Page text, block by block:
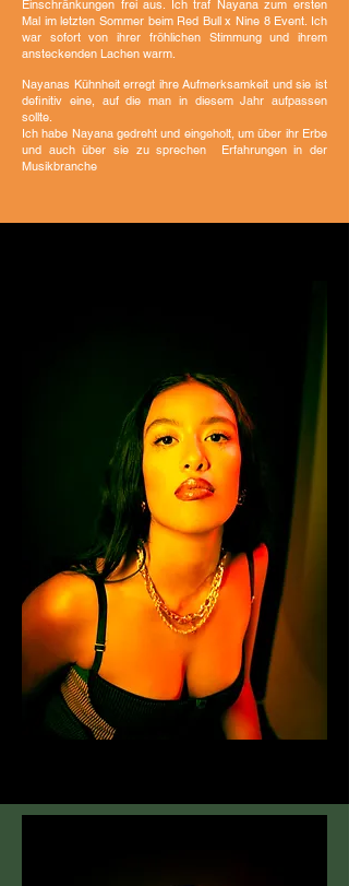
Einschränkungen frei aus. Ich traf Nayana zum ersten
Mal im letzten Sommer beim Red Bull x Nine 8 Event. Ich
war sofort von ihrer fröhlichen Stimmung und ihrem
ansteckenden Lachen warm.
Nayanas Kühnheit erregt ihre Aufmerksamkeit und sie ist
definitiv eine, auf die man in diesem Jahr aufpassen
sollte.
Ich habe Nayana gedreht und eingeholt, um über ihr Erbe
und auch über sie zu sprechen
Erfahrungen in der
Musikbranche